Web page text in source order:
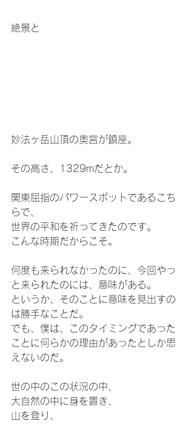
絶景と
妙法ヶ岳山頂の奥宮が鎮座。
その高さ、1329mだとか。
関東屈指のパワースポットであるこち
らで、
世界の平和を祈ってきたのです。
こんな時期だからこそ。
何度も来られなかったのに、今回やっ
と来られたのには、意味がある。
というか、そのことに意味を見出すの
は勝手なことだ。
でも、僕は、このタイミングであった
ことに何らかの理由があったとしか思
えないのだ。
世の中のこの状況の中、
大自然の中に身を置き、
山を登り、